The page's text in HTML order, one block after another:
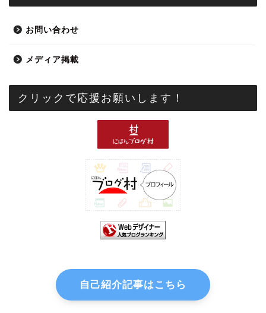
お問い合わせ
メディア掲載
クリックで応援お願いします！
自己紹介記事はこちら